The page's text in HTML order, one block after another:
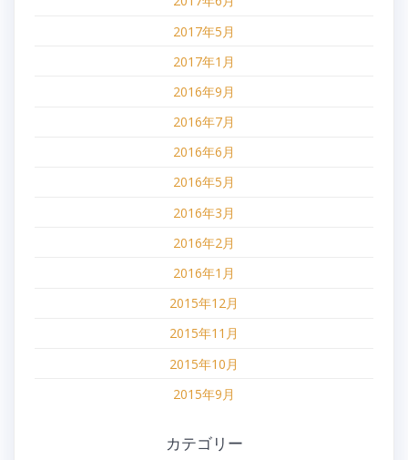
2017年5月
2017年1月
2016年9月
2016年7月
2016年6月
2016年5月
2016年3月
2016年2月
2016年1月
2015年12月
2015年11月
2015年10月
2015年9月
カテゴリー